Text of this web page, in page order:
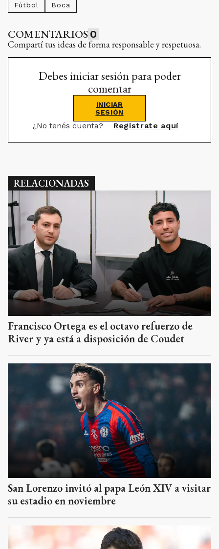
Fútbol Boca
COMENTARIOS 0
Compartí tus ideas de forma responsable y respetuosa.
Debes iniciar sesión para poder
comentar
INICIAR
SESIÓN
¿No tenés cuenta? Registrate aquí
RELACIONADAS
Francisco Ortega es el octavo refuerzo de
River y ya está a disposición de Coudet
San Lorenzo invitó al papa León XIV a visitar
su estadio en noviembre